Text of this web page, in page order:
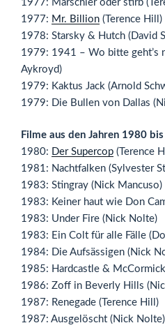
1977: Marschier oder stirb
1977: Mr. Billion (Terence Hill)
1978: Starsky & Hutch (David
1979: 1941 – Wo bitte geht’s
Aykroyd)
1979: Kaktus Jack (Arnold
1979: Die Bullen von Dallas
Filme aus den Jahren 1980
1980: Der Supercop (Terence
1981: Nachtfalken (Sylvester
1983: Stingray (Nick Mancuso)
1983: Keiner haut wie Don
1983: Under Fire (Nick Nolte)
1983: Ein Colt für alle Fälle
1984: Die Aufsässigen (Nick
1985: Hardcastle &
1986: Zoff in Beverly Hills
1987: Renegade (Terence Hill)
1987: Ausgelöscht (Nick Nolte)